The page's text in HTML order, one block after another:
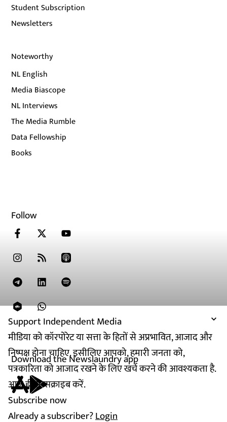
Support Independent Media
मीडिया को कॉरपोरेट या सत्ता के हितों से अप्रभावित, आजाद और
निष्पक्ष होना चाहिए. इसीलिए आपको, हमारी जनता को,
पत्रकारिता को आजाद रखने के लिए खर्च करने की आवश्यकता है.
आज ही सब्सक्राइब करें.
Subscribe now
Already a subscriber?Login
Student Subscription
Newsletters
Noteworthy
NL English
Media Biascope
NL Interviews
The Media Rumble
Data Fellowship
Books
Follow
Download the Newslaundry app